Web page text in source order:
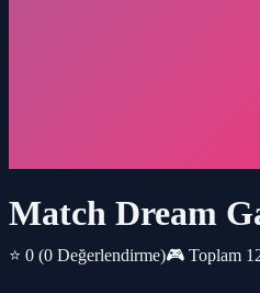
Match Dream
⭐ 0 (0 Değerlendirme)🎮 Toplam